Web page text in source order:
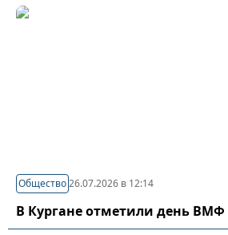
Общество26.07.2026 в 12:14
В Кургане отметили день ВМФ